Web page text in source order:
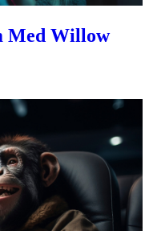
Med Willow